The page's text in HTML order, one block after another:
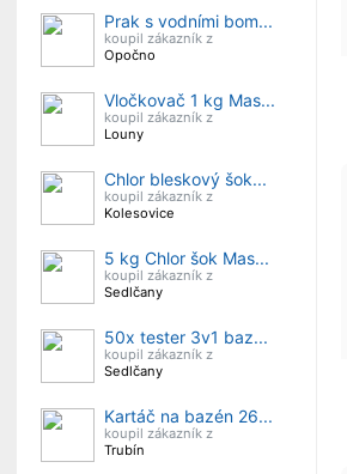
Prak s vodními bom...
koupil zákazník z
Opočno
Vločkovač 1 kg Mas...
koupil zákazník z
Louny
Chlor bleskový šok...
koupil zákazník z
Kolesovice
5 kg Chlor šok Mas...
koupil zákazník z
Sedlčany
50x tester 3v1 baz...
koupil zákazník z
Sedlčany
Kartáč na bazén 26...
koupil zákazník z
Trubín